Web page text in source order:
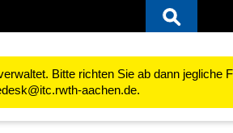
Bitte richten Sie ab dann jegliche
aachen.de.
Arbeiten mit Audio und Video Videos im